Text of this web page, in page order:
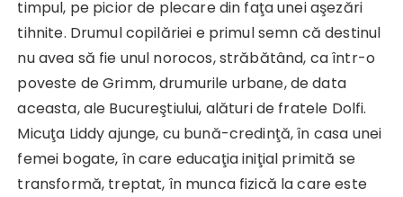
timpul, pe picior de plecare din faţa unei aşezări
tihnite. Drumul copilăriei e primul semn că destinul
nu avea să fie unul norocos, străbătând, ca într-o
poveste de Grimm, drumurile urbane, de data
aceasta, ale Bucureştiului, alături de fratele Dolfi.
Micuţa Liddy ajunge, cu bună-credinţă, în casa unei
femei bogate, în care educaţia iniţial primită se
transformă, treptat, în munca fizică la care este